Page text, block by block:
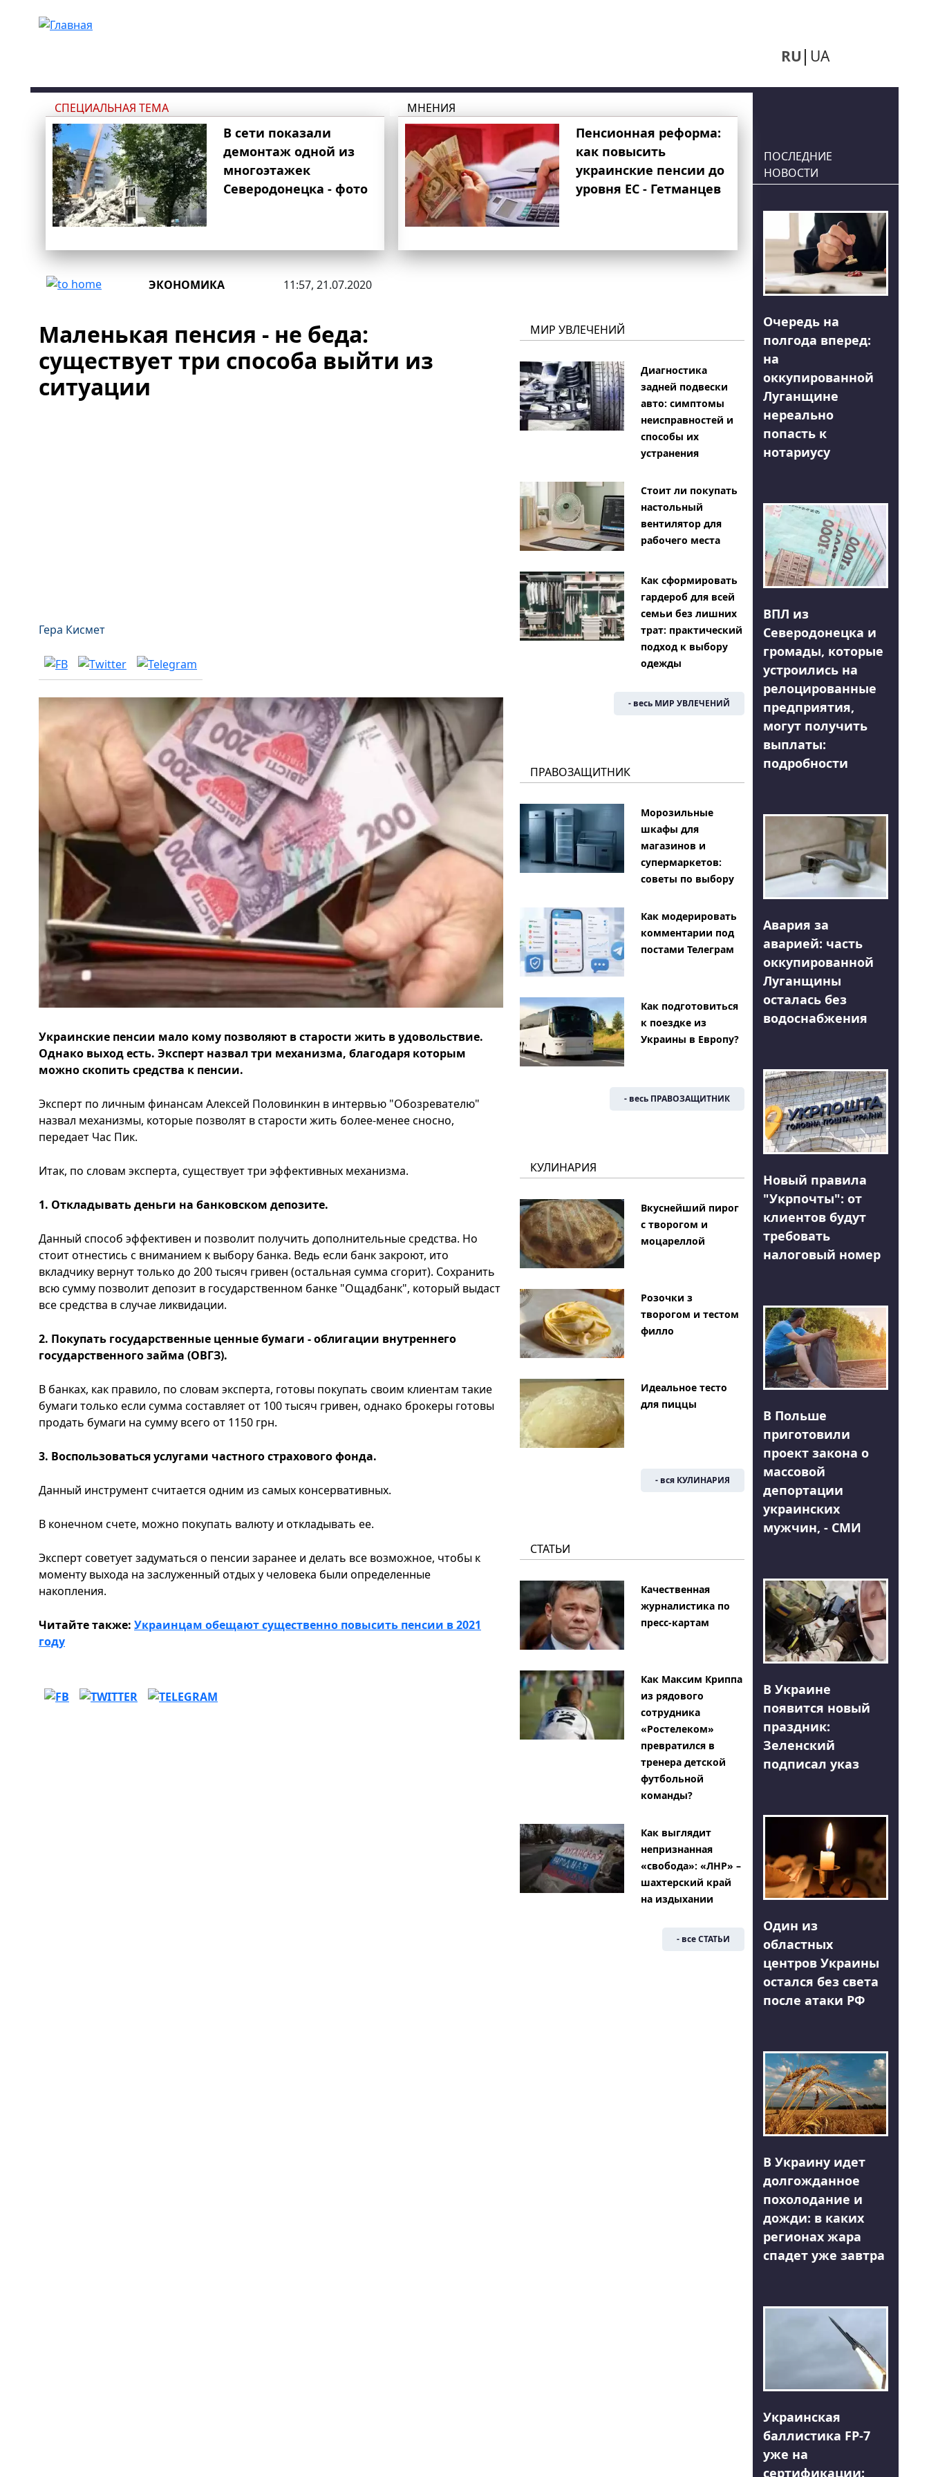
RU UA
СПЕЦИАЛЬНАЯ ТЕМА
В сети показали
демонтаж одной из
многоэтажек
Северодонецка - фото
МНЕНИЯ
Пенсионная реформа:
как повысить
украинские пенсии до
уровня ЕС - Гетманцев
ЭКОНОМИКА 11:57, 21.07.2020
Маленькая пенсия - не беда:
существует три способа выйти из
ситуации
Гера Кисмет
Украинские пенсии мало кому позволяют в старости жить в удовольствие.
Однако выход есть. Эксперт назвал три механизма, благодаря которым
можно скопить средства к пенсии.
Эксперт по личным финансам Алексей Половинкин в интервью "Обозревателю"
назвал механизмы, которые позволят в старости жить более-менее сносно,
передает Час Пик.
Итак, по словам эксперта, существует три эффективных механизма.
1. Откладывать деньги на банковском депозите.
Данный способ эффективен и позволит получить дополнительные средства. Но
стоит отнестись с вниманием к выбору банка. Ведь если банк закроют, ито
вкладчику вернут только до 200 тысяч гривен (остальная сумма сгорит). Сохранить
всю сумму позволит депозит в государственном банке "Ощадбанк", который выдаст
все средства в случае ликвидации.
2. Покупать государственные ценные бумаги - облигации внутреннего
государственного займа (ОВГЗ).
В банках, как правило, по словам эксперта, готовы покупать своим клиентам такие
бумаги только если сумма составляет от 100 тысяч гривен, однако брокеры готовы
продать бумаги на сумму всего от 1150 грн.
3. Воспользоваться услугами частного страхового фонда.
Данный инструмент считается одним из самых консервативных.
В конечном счете, можно покупать валюту и откладывать ее.
Эксперт советует задуматься о пенсии заранее и делать все возможное, чтобы к
моменту выхода на заслуженный отдых у человека были определенные
накопления.
Читайте также: Украинцам обещают существенно повысить пенсии в 2021
году
МИР УВЛЕЧЕНИЙ
Диагностика
задней подвески
авто: симптомы
неисправностей и
способы их
устранения
Стоит ли покупать
настольный
вентилятор для
рабочего места
Как сформировать
гардероб для всей
семьи без лишних
трат: практический
подход к выбору
одежды
- весь МИР УВЛЕЧЕНИЙ
ПРАВОЗАЩИТНИК
Морозильные
шкафы для
магазинов и
супермаркетов:
советы по выбору
Как модерировать
комментарии под
постами Телеграм
Как подготовиться
к поездке из
Украины в Европу?
- весь ПРАВОЗАЩИТНИК
КУЛИНАРИЯ
Вкуснейший пирог
с творогом и
моцареллой
Розочки з
творогом и тестом
филло
Идеальное тесто
для пиццы
- вся КУЛИНАРИЯ
СТАТЬИ
Качественная
журналистика по
пресс-картам
Как Максим Криппа
из рядового
сотрудника
«Ростелеком»
превратился в
тренера детской
футбольной
команды?
Как выглядит
непризнанная
«свобода»: «ЛНР» –
шахтерский край
на издыхании
- все СТАТЬИ
ПОСЛЕДНИЕ
НОВОСТИ
Очередь на
полгода вперед:
на
оккупированной
Луганщине
нереально
попасть к
нотариусу
ВПЛ из
Северодонецка и
громады, которые
устроились на
релоцированные
предприятия,
могут получить
выплаты:
подробности
Авария за
аварией: часть
оккупированной
Луганщины
осталась без
водоснабжения
Новый правила
"Укрпочты": от
клиентов будут
требовать
налоговый номер
В Польше
приготовили
проект закона о
массовой
депортации
украинских
мужчин, - СМИ
В Украине
появится новый
праздник:
Зеленский
подписал указ
Один из
областных
центров Украины
остался без света
после атаки РФ
В Украину идет
долгожданное
похолодание и
дожди: в каких
регионах жара
спадет уже завтра
Украинская
баллистика FP-7
уже на
сертификации: